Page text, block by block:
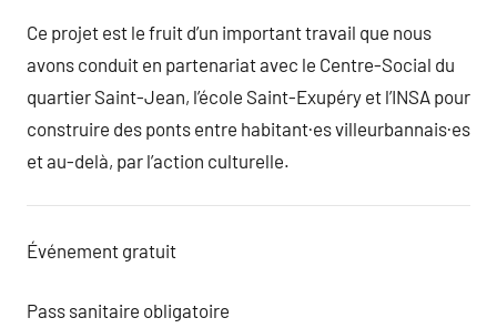
Ce projet est le fruit d’un important travail que nous
avons conduit en partenariat avec le Centre-Social du
quartier Saint-Jean, l’école Saint-Exupéry et l’INSA pour
construire des ponts entre habitant·es villeurbannais·es
et au-delà, par l’action culturelle.
Événement gratuit
Pass sanitaire obligatoire